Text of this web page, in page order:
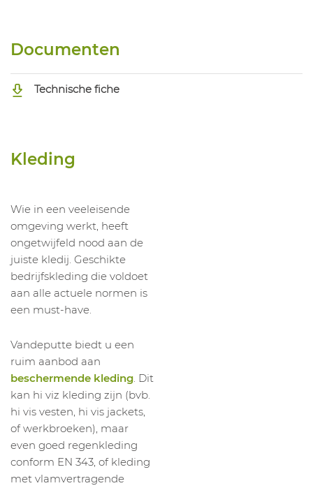
Documenten
Technische fiche
Kleding
Wie in een veeleisende
omgeving werkt, heeft
ongetwijfeld nood aan de
juiste kledij. Geschikte
bedrijfskleding die voldoet
aan alle actuele normen is
een must-have.
Vandeputte biedt u een
ruim aanbod aan
beschermende kleding. Dit
kan hi viz kleding zijn (bvb.
hi vis vesten, hi vis jackets,
of werkbroeken), maar
even goed regenkleding
conform EN 343, of kleding
met vlamvertragende